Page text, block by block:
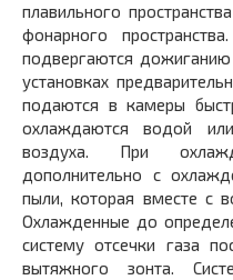
плавильного
фонарного
подвергаются
установках
подаются в камеры
охлаждаются водой
воздуха. При
дополнительно с
пыли, которая вместе с
Охлажденные до
систему отсечки газа
вытяжного зонта.